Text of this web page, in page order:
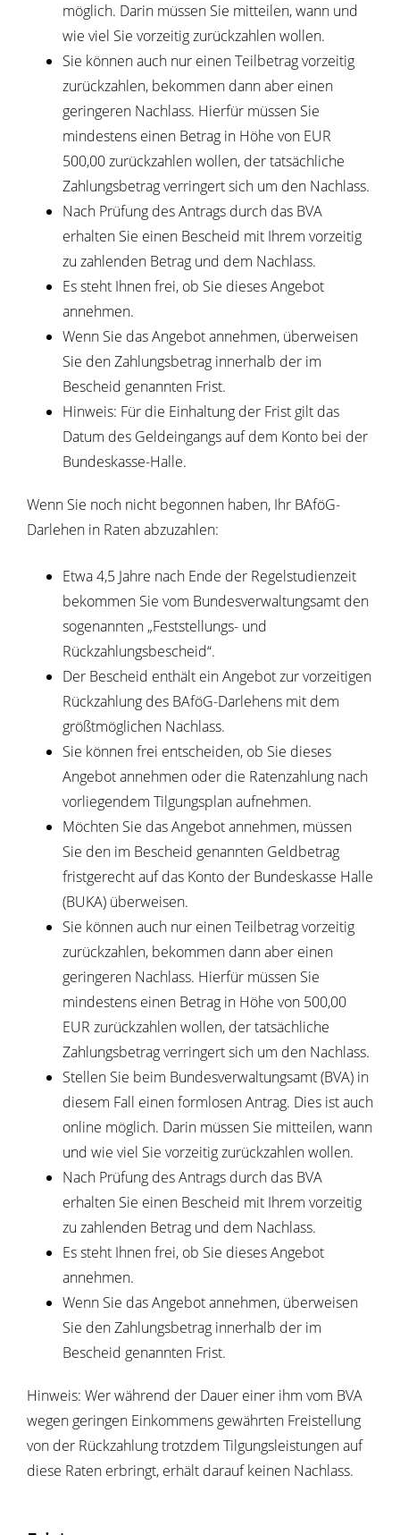
möglich. Darin müssen Sie mitteilen, wann und
wie viel Sie vorzeitig zurückzahlen wollen.
Sie können auch nur einen Teilbetrag vorzeitig
zurückzahlen, bekommen dann aber einen
geringeren Nachlass. Hierfür müssen Sie
mindestens einen Betrag in Höhe von EUR
500,00 zurückzahlen wollen, der tatsächliche
Zahlungsbetrag verringert sich um den Nachlass.
Nach Prüfung des Antrags durch das BVA
erhalten Sie einen Bescheid mit Ihrem vorzeitig
zu zahlenden Betrag und dem Nachlass.
Es steht Ihnen frei, ob Sie dieses Angebot
annehmen.
Wenn Sie das Angebot annehmen, überweisen
Sie den Zahlungsbetrag innerhalb der im
Bescheid genannten Frist.
Hinweis: Für die Einhaltung der Frist gilt das
Datum des Geldeingangs auf dem Konto bei der
Bundeskasse-Halle.
Wenn Sie noch nicht begonnen haben, Ihr BAföG-
Darlehen in Raten abzuzahlen:
Etwa 4,5 Jahre nach Ende der Regelstudienzeit
bekommen Sie vom Bundesverwaltungsamt den
sogenannten „Feststellungs- und
Rückzahlungsbescheid“.
Der Bescheid enthält ein Angebot zur vorzeitigen
Rückzahlung des BAföG-Darlehens mit dem
größtmöglichen Nachlass.
Sie können frei entscheiden, ob Sie dieses
Angebot annehmen oder die Ratenzahlung nach
vorliegendem Tilgungsplan aufnehmen.
Möchten Sie das Angebot annehmen, müssen
Sie den im Bescheid genannten Geldbetrag
fristgerecht auf das Konto der Bundeskasse Halle
(BUKA) überweisen.
Sie können auch nur einen Teilbetrag vorzeitig
zurückzahlen, bekommen dann aber einen
geringeren Nachlass. Hierfür müssen Sie
mindestens einen Betrag in Höhe von 500,00
EUR zurückzahlen wollen, der tatsächliche
Zahlungsbetrag verringert sich um den Nachlass.
Stellen Sie beim Bundesverwaltungsamt (BVA) in
diesem Fall einen formlosen Antrag. Dies ist auch
online möglich. Darin müssen Sie mitteilen, wann
und wie viel Sie vorzeitig zurückzahlen wollen.
Nach Prüfung des Antrags durch das BVA
erhalten Sie einen Bescheid mit Ihrem vorzeitig
zu zahlenden Betrag und dem Nachlass.
Es steht Ihnen frei, ob Sie dieses Angebot
annehmen.
Wenn Sie das Angebot annehmen, überweisen
Sie den Zahlungsbetrag innerhalb der im
Bescheid genannten Frist.
Hinweis: Wer während der Dauer einer ihm vom BVA
wegen geringen Einkommens gewährten Freistellung
von der Rückzahlung trotzdem Tilgungsleistungen auf
diese Raten erbringt, erhält darauf keinen Nachlass.